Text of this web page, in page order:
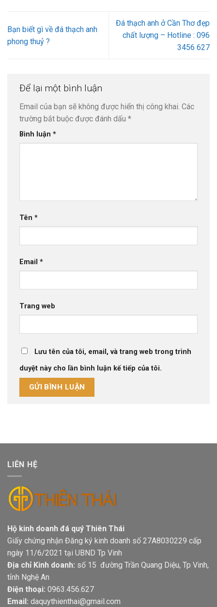
Bạn biết gì về đá thạch anh
phong thuỷ ?
Đá thạch anh ở Cần Thơ đẹp
chất lượng – Hotline : 096
3456 627
Để lại một bình luận
Email của bạn sẽ không được hiển thị công khai. Các
trường bắt buộc được đánh dấu *
Bình luận *
Tên *
Email *
Trang web
Lưu tên của tôi, email, và trang web trong trình
duyệt này cho lần bình luận kế tiếp của tôi.
LIÊN HỆ
Hộ kinh doanh đá quý Thiên Thái
Giấy chứng nhận Đăng ký kinh doanh số 27A8030229 cấp
ngày 11/6/2021 tại UBND Tp Vinh
Địa chỉ Kinh doanh: số 15 đường Trần Quang Diệu, Tp Vinh,
tỉnh Nghệ An
Điện thoại: 0963.456.627
Email: daquythienthai@gmail.com